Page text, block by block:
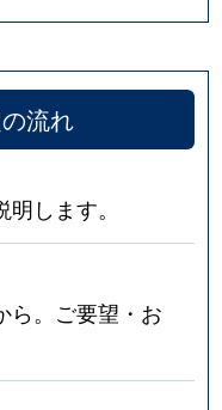
流れ
します。
ら。ご要望・お